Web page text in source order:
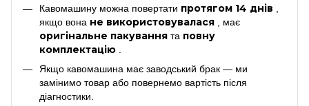
Кавомашину можна повертати протягом 14 днів
якщо вона не використовувалася , має
оригінальне пакування та повну
комплектацію
Якщо кавомашина має заводський брак — ми
замінимо товар або повернемо вартість після
діагностики.